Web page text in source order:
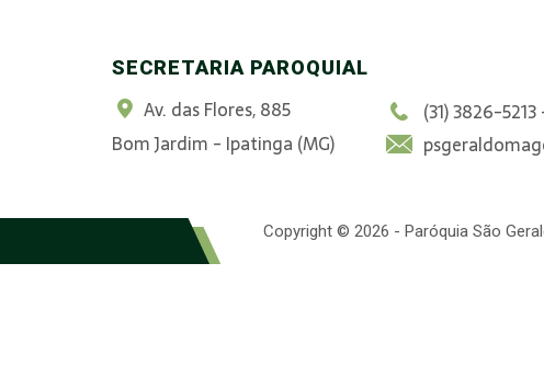
SECRETARIA PAROQUIAL
Av. das Flores, 885
Bom Jardim - Ipatinga (MG)
(31) 3826-
Copyright © 2026 - Paróquia São